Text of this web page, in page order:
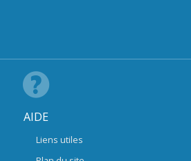
AIDE
Liens utiles